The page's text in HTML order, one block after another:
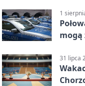
1
mogą
31 lipca